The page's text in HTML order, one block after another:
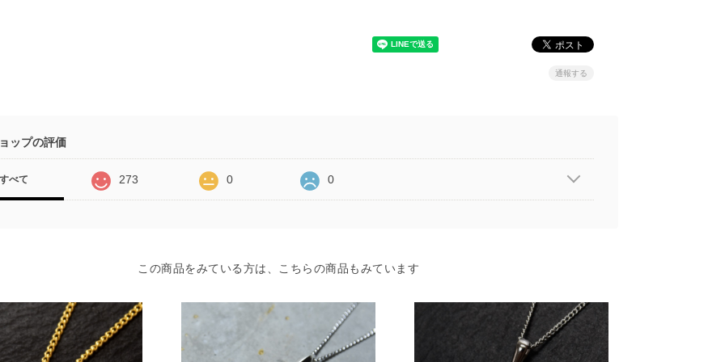
通報する
ップの評価
べて 273 0 0
この商品をみている方は、こちらの商品もみています